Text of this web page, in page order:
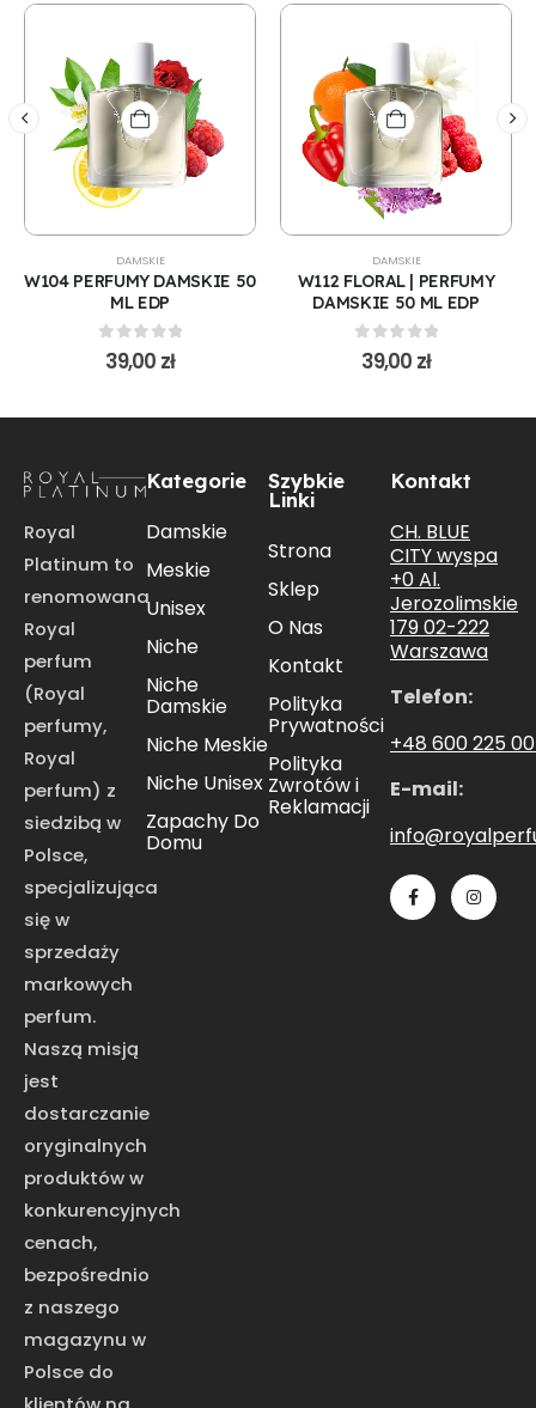
DAMSKIE
W104 PERFUMY DAMSKIE 50
ML EDP
0out of 5
39,00 zł
DAMSKIE
W112 FLORAL | PERFUMY
DAMSKIE 50 ML EDP
0out of 5
39,00 zł
Royal
Platinum to
renomowana
Royal
perfum
(Royal
perfumy,
Royal
perfum) z
siedzibą w
Polsce,
specjalizująca
się w
sprzedaży
markowych
perfum.
Naszą misją
jest
dostarczanie
oryginalnych
produktów w
konkurencyjnych
cenach,
bezpośrednio
z naszego
magazynu w
Polsce do
Kategorie
Damskie
Meskie
Unisex
Niche
Niche
Damskie
Niche Meskie
Niche Unisex
Zapachy Do
Domu
Szybkie
Linki
Strona
Sklep
O Nas
Kontakt
Polityka
Prywatności
Polityka
Zwrotów i
Reklamacji
Kontakt
CH. BLUE
CITY wyspa
+0 Al.
Jerozolimskie
179 02-222
Warszawa
Telefon:
+48 600 225
E-mail: